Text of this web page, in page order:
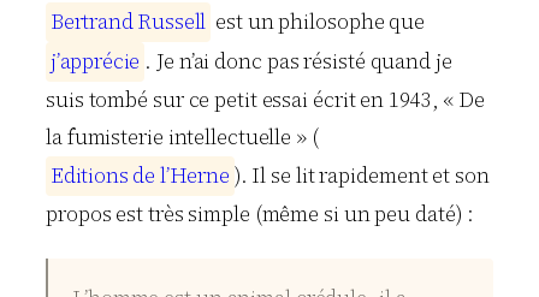
BertrandRussell est un philosophe que
j’apprécie . Je n’ai donc pas résisté quand je
suis tombé sur ce petit essai écrit en 1943, « De
la fumisterie intellectuelle » (
Editions de l’Herne ). Il se lit rapidement et son
propos est très simple (même si un peu daté) :